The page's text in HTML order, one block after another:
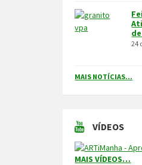
24
MAIS NOTÍCIAS...
VÍDEOS
MAIS VÍDEOS…